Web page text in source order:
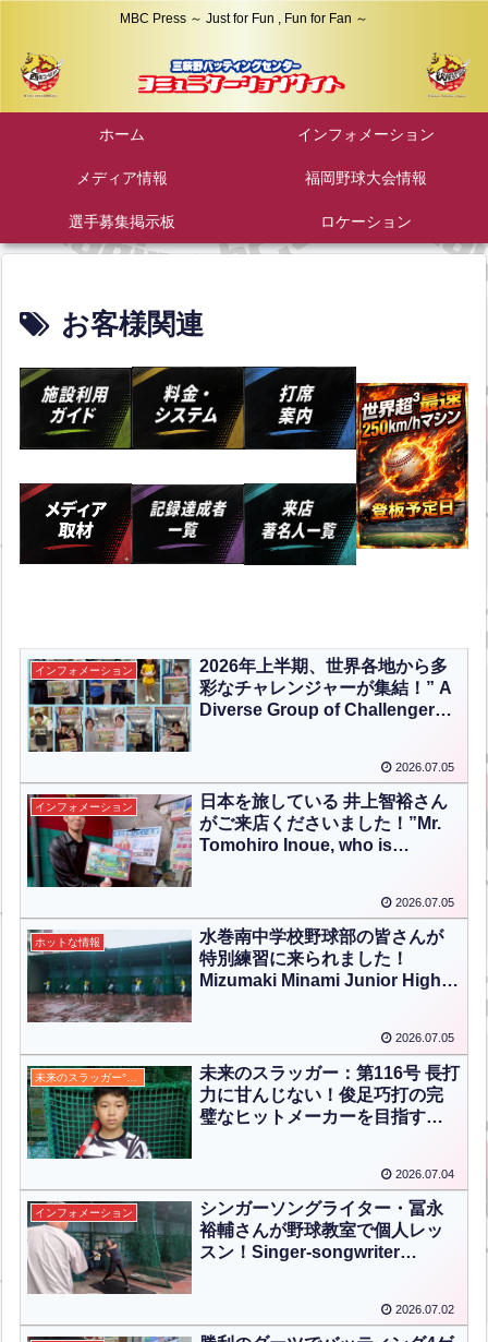
MBC Press ～ Just for Fun , Fun for Fan ～
ホーム インフォメーション
メディア情報 福岡野球大会情報
選手募集掲示板 ロケーション
お客様関連
インフォメーション
2026年上半期、世界各地から多
彩なチャレンジャーが集結！” A
Diverse Group of Challengers
2026!”【ENG CHT KOR JPN】
2026.07.05
インフォメーション
日本を旅している 井上智裕さん
がご来店くださいました！”Mr.
Tomohiro Inoue, who is
center!”【ENG CHT KOR
JPN】
2026.07.05
ホットな情報
水巻南中学校野球部の皆さんが
特別練習に来られました！
Mizumaki Minami Junior High
【ENG CHT KOR JPN】2026.07.05
未来のスラッガー°⌖꙳✧˖°
未来のスラッガー：第116号 長打
力に甘んじない！俊足巧打の完
璧なヒットメーカーを目指す
2026.07.04
インフォメーション
シンガーソングライター・冨永
裕輔さんが野球教室で個人レッ
スン！Singer-songwriter
Mihagino Batting Center!2026.07.02